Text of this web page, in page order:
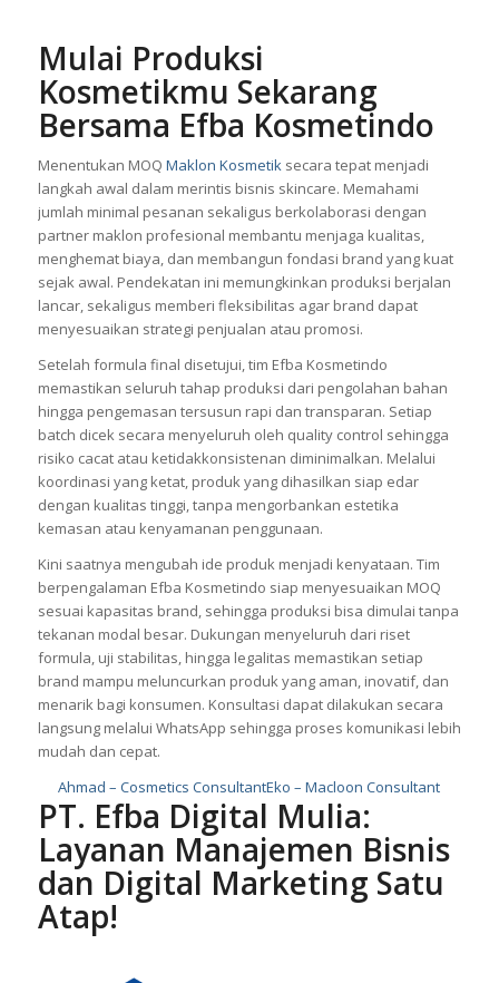
Mulai Produksi
Kosmetikmu Sekarang
Bersama Efba Kosmetindo
Menentukan MOQ Maklon Kosmetik secara tepat menjadi
langkah awal dalam merintis bisnis skincare. Memahami
jumlah minimal pesanan sekaligus berkolaborasi dengan
partner maklon profesional membantu menjaga kualitas,
menghemat biaya, dan membangun fondasi brand yang kuat
sejak awal. Pendekatan ini memungkinkan produksi berjalan
lancar, sekaligus memberi fleksibilitas agar brand dapat
menyesuaikan strategi penjualan atau promosi.
Setelah formula final disetujui, tim Efba Kosmetindo
memastikan seluruh tahap produksi dari pengolahan bahan
hingga pengemasan tersusun rapi dan transparan. Setiap
batch dicek secara menyeluruh oleh quality control sehingga
risiko cacat atau ketidakkonsistenan diminimalkan. Melalui
koordinasi yang ketat, produk yang dihasilkan siap edar
dengan kualitas tinggi, tanpa mengorbankan estetika
kemasan atau kenyamanan penggunaan.
Kini saatnya mengubah ide produk menjadi kenyataan. Tim
berpengalaman Efba Kosmetindo siap menyesuaikan MOQ
sesuai kapasitas brand, sehingga produksi bisa dimulai tanpa
tekanan modal besar. Dukungan menyeluruh dari riset
formula, uji stabilitas, hingga legalitas memastikan setiap
brand mampu meluncurkan produk yang aman, inovatif, dan
menarik bagi konsumen. Konsultasi dapat dilakukan secara
langsung melalui WhatsApp sehingga proses komunikasi lebih
mudah dan cepat.
Ahmad – Cosmetics ConsultantEko – Macloon Consultant
PT. Efba Digital Mulia:
Layanan Manajemen Bisnis
dan Digital Marketing Satu
Atap!